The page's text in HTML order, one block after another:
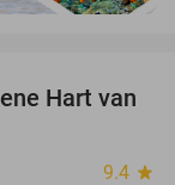
45%
Hart van
9.4 star